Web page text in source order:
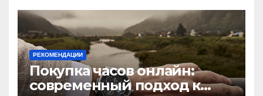
РЕКОМЕНДАЦИИ
Покупка часов онлайн:
современный подход к